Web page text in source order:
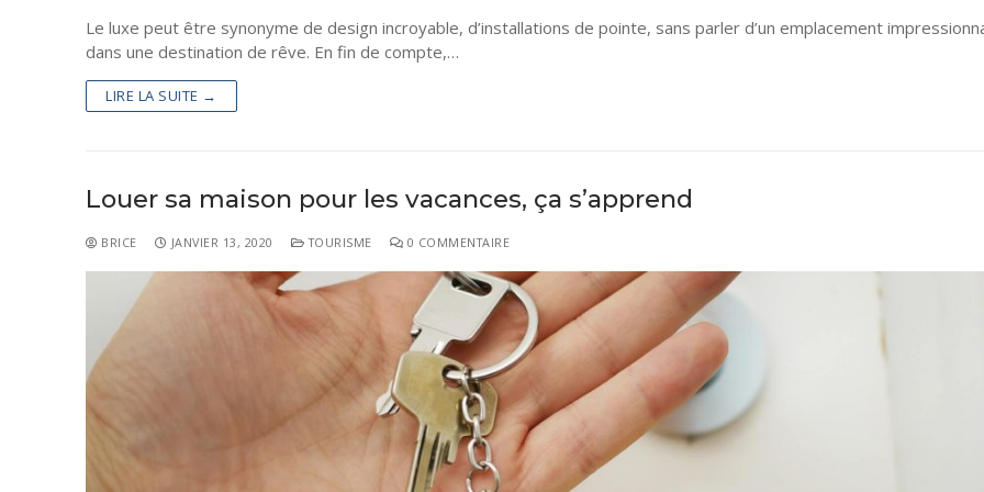
Le luxe peut être synonyme de design incroyable, d’installations de pointe, sans parler d’un emplacement
dans une destination de rêve. En fin de compte,…
LIRE LA SUITE →
Louer sa maison pour les vacances, ça s’apprend
BRICE JANVIER 13, 2020 TOURISME 0 COMMENTAIRE